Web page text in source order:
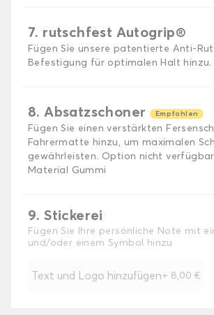
7. rutschfest Autogrip®
Fügen Sie unsere patentierte Anti-
Befestigung für optimalen Halt hinzu.
8. Absatzschoner Empfohlen
Fügen Sie einen verstärkten
Fahrermatte hinzu, um maximalen
gewährleisten. Option nicht
Material Gummi
9. Stickerei
Fügen Sie Ihre persönliche Note mit
und/oder einem Symbol hinzu
Text und Logo hinzufügen+ 8,00 €